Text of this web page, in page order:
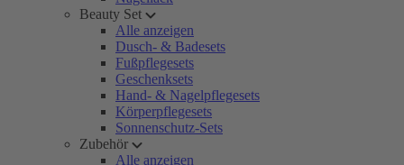
Beauty Set
Alle anzeigen
Dusch- & Badesets
Fußpflegesets
Geschenksets
Hand- & Nagelpflegesets
Körperpflegesets
Sonnenschutz-Sets
Zubehör
Alle anzeigen